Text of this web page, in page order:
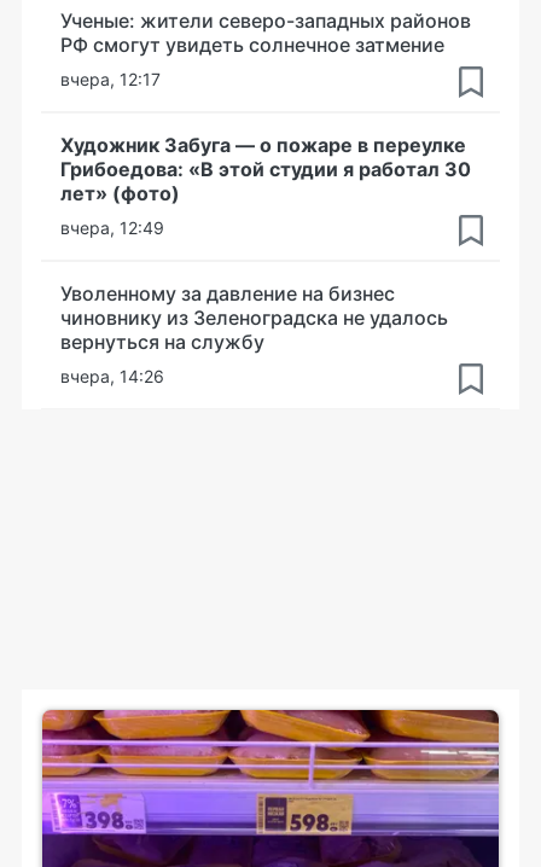
Ученые: жители северо-западных районов
РФ смогут увидеть солнечное затмение
вчера, 12:17
Художник Забуга — о пожаре в переулке
Грибоедова: «В этой студии я работал 30
лет» (фото)
вчера, 12:49
Уволенному за давление на бизнес
чиновнику из Зеленоградска не удалось
вернуться на службу
вчера, 14:26